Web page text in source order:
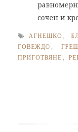
сочен и
АГНЕШКО ,
ГОВЕЖДО ,
ПРИГОТВЯНЕ